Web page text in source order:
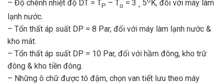
– Độ chênh nhiệt độ DT = TP – To = 3 ¸ 5 K, đối với máy làm
lạnh nước.
– Tổn thất áp suất DP = 8 Par, đối với máy làm lạnh nước &
kho mát.
– Tổn thất áp suất DP = 10 Par, đối với hầm đông, kho trữ
đông & kho tiền đông.
– Những ô chữ được tô đậm, chọn van tiết lưu theo máy